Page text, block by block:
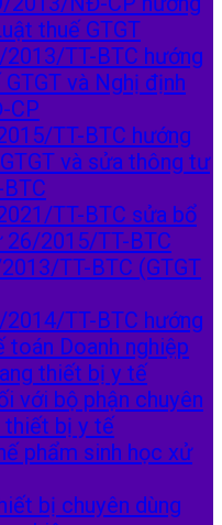
thuế GTGT
TT-BTC hướng
và Nghị định
CP
TT-BTC hướng
và sửa thông tư
TT-BTC sửa bổ
26/2015/TT-BTC
TT-BTC (GTGT
TT-BTC hướng
toán Doanh nghiệp
thiết bị y tế
với bộ phận chuyên
thiết bị y tế
phẩm sinh học xử
bị chuyên dùng